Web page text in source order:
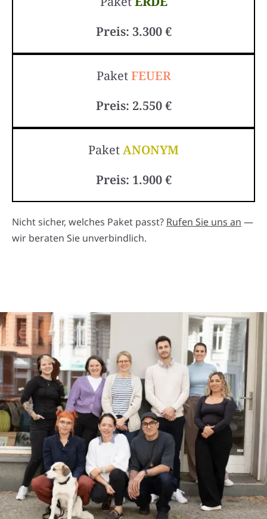
Preis: 3.300 €
PaketFEUER
Preis: 2.550 €
PaketANONYM
Preis: 1.900 €
Nicht sicher, welches Paket passt? Rufen Sie uns an —
wir beraten Sie unverbindlich.